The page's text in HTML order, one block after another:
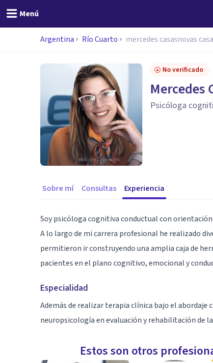
Menú
Argentina Río Cuarto mercedes casasnovas
No verificado
Mercedes
Psicóloga
Sobre mí Consultas Experiencia
Soy psicóloga cognitiva conductual con
A lo largo de mi carrera profesional he realizado
permitieron ir construyendo una amplia caja de
pacientes en el plano cognitivo, emocional y
Especialidad
Además de realizar terapia clínica bajo el
neuropsicología en evaluación y rehabilitación de
Estos son otros